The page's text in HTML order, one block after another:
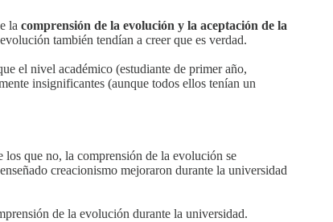
la comprensión de la evolución y la aceptación de la
también tendían a creer que es verdad.
el nivel académico (estudiante de primer año,
insignificantes (aunque todos ellos tenían un
que no, la comprensión de la evolución se
creacionismo mejoraron durante la universidad
de la evolución durante la universidad.